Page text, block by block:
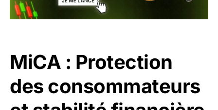
MiCA : Protection
des consommateurs